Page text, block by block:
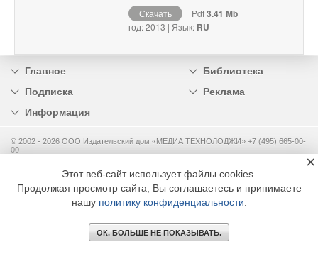
Скачать Pdf3.41 Mb
год: 2013 | Язык: RU
Главное
Библиотека
Подписка
Реклама
Информация
© 2002 - 2026 OOO Издательский дом «МЕДИА ТЕХНОЛОДЖИ» +7 (495) 665-00-
00
Этот веб-сайт использует файлы cookies.
Продолжая просмотр сайта, Вы соглашаетесь и принимаете
нашу политику конфиденциальности
ОК. БОЛЬШЕ НЕ ПОКАЗЫВАТЬ.
×